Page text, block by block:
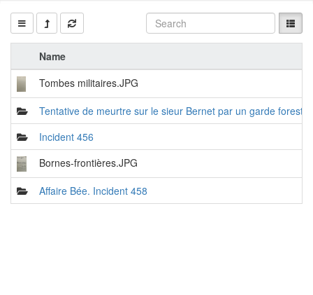
Name
Tombes militaires.JPG
Tentative de meurtre sur le sieur Bernet par un garde
Incident 456
Bornes-frontières.JPG
Affaire Bée. Incident 458